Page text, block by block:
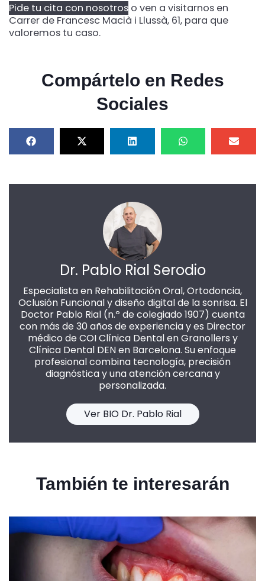
Pide tu cita con nosotros o ven a visitarnos en
Carrer de Francesc Macià i Llussà, 61, para que
valoremos tu caso.
Compártelo en Redes
Sociales
Dr. Pablo Rial Serodio
Especialista en Rehabilitación Oral, Ortodoncia,
Oclusión Funcional y diseño digital de la sonrisa. El
Doctor Pablo Rial (n.º de colegiado 1907) cuenta
con más de 30 años de experiencia y es Director
médico de COI Clínica Dental en Granollers y
Clínica Dental DEN en Barcelona. Su enfoque
profesional combina tecnología, precisión
diagnóstica y una atención cercana y
personalizada.
Ver BIO Dr. Pablo Rial
También te interesarán